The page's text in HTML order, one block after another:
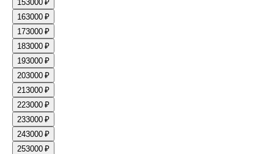
153000 ₽
163000 ₽
173000 ₽
183000 ₽
193000 ₽
203000 ₽
213000 ₽
223000 ₽
233000 ₽
243000 ₽
253000 ₽